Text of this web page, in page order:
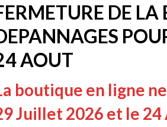
DE
AOUT
boutique en ligne
Juillet 2026 et le 24